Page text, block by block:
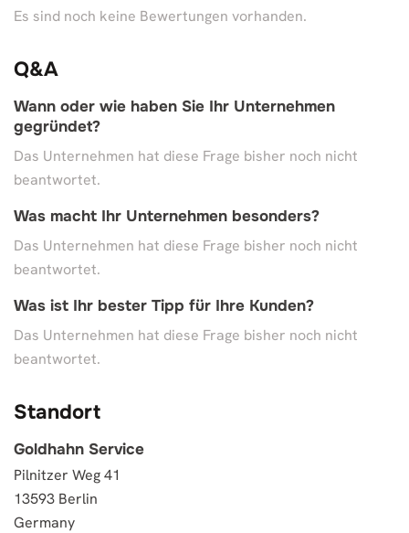
Es sind noch keine Bewertungen vorhanden.
Q&A
Wann oder wie haben Sie Ihr Unternehmen
gegründet?
Das Unternehmen hat diese Frage bisher noch nicht
beantwortet.
Was macht Ihr Unternehmen besonders?
Das Unternehmen hat diese Frage bisher noch nicht
beantwortet.
Was ist Ihr bester Tipp für Ihre Kunden?
Das Unternehmen hat diese Frage bisher noch nicht
beantwortet.
Standort
Goldhahn Service
Pilnitzer Weg 41
13593 Berlin
Germany